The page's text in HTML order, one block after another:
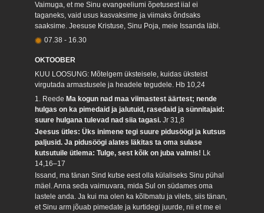
Vaimuga, et me Sinu evangeeliumi õpetusest iial ei
taganeks, vaid usus kasvaksime ja viimaks õndsaks
saaksime. Jeesuse Kristuse, Sinu Poja, meie Issanda läbi.
07.38 - 16.30
OKTOOBER
KUU LOOSUNG: Mõtelgem üksteisele, kuidas üksteist
virgutada armastusele ja headele tegudele. Hb 10,24
1. ReedeMa kogun nad maa viimastest äärtest; nende
hulgas on ka pimedaid ja jalutuid, rasedaid ja sünnitajaid:
suure hulgana tulevad nad siia tagasi.Jr 31,8
Jeesus ütles: Üks inimene tegi suure pidusöögi ja kutsus
paljusid. Ja pidusöögi alates läkitas ta oma sulase
kutsutuile ütlema: Tulge, sest kõik on juba valmis! Lk
14,16–17
Issand, ma tänan Sind kutse eest olla külaliseks Sinu pühal
mäel. Anna seda vaimuvara, mida Sul on südames oma
lastele anda. Ja kui ma olen ka kõlbmatu ja vilets, siis tänan,
et Sinu arm jõuab pimedate ja kurtidegi juurde, nii et me ei